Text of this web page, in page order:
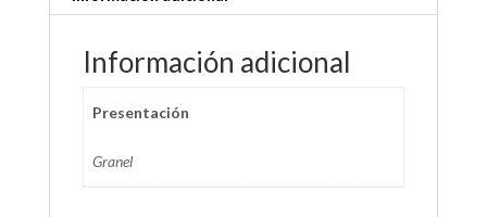
Información adicional
Presentación
Granel